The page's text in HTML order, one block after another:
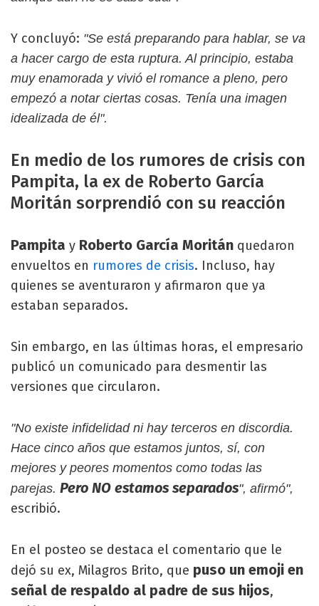
Y concluyó: "Se está preparando para hablar, se va
a hacer cargo de esta ruptura. Al principio, estaba
muy enamorada y vivió el romance a pleno, pero
empezó a notar ciertas cosas. Tenía una imagen
idealizada de él".
En medio de los rumores de crisis con
Pampita, la ex de Roberto García
Moritán sorprendió con su reacción
Pampita y Roberto García Moritán quedaron
envueltos en rumores de crisis. Incluso, hay
quienes se aventuraron y afirmaron que ya
estaban separados.
Sin embargo, en las últimas horas, el empresario
publicó un comunicado para desmentir las
versiones que circularon.
"No existe infidelidad ni hay terceros en discordia.
Hace cinco años que estamos juntos, sí, con
mejores y peores momentos como todas las
parejas. Pero NO estamos separados", afirmó",
escribió.
En el posteo se destaca el comentario que le
dejó su ex, Milagros Brito, que puso un emoji en
señal de respaldo al padre de sus hijos,